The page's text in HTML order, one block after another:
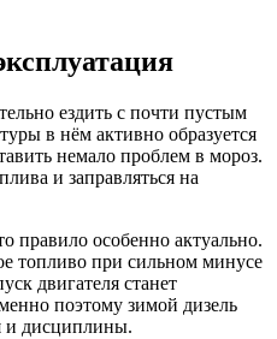
ездить с почти пустым
в нём активно образуется
немало проблем в мороз.
и заправляться на
правило особенно актуально.
топливо при сильном минусе
двигателя станет
поэтому зимой дизель
и дисциплины.